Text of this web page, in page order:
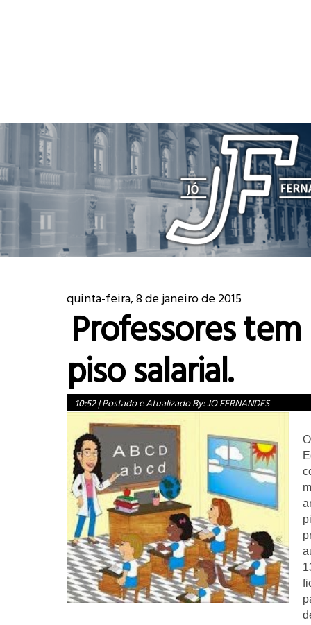
quinta-feira, 8 de janeiro de 2015
Professores
piso salarial.
10:52|Postado e Atualizado By:JO FERNANDES